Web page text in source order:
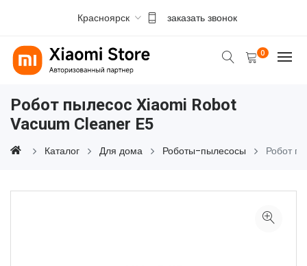
Красноярск заказать звонок
0
Робот пылесос Xiaomi Robot
Vacuum Cleaner E5
Каталог Для дома Роботы-пылесосы Робот